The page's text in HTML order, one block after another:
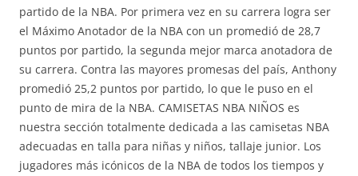
partido de la NBA. Por primera vez en su carrera logra ser
el Máximo Anotador de la NBA con un promedió de 28,7
puntos por partido, la segunda mejor marca anotadora de
su carrera. Contra las mayores promesas del país, Anthony
promedió 25,2 puntos por partido, lo que le puso en el
punto de mira de la NBA. CAMISETAS NBA NIÑOS es
nuestra sección totalmente dedicada a las camisetas NBA
adecuadas en talla para niñas y niños, tallaje junior. Los
jugadores más icónicos de la NBA de todos los tiempos y